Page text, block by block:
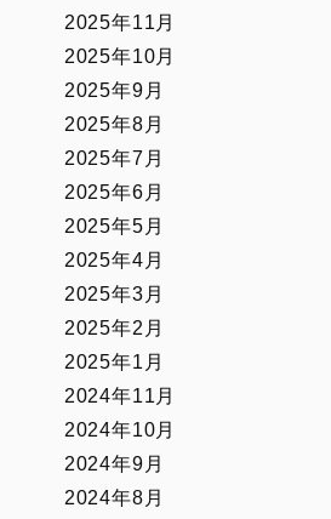
2025年11月
2025年10月
2025年9月
2025年8月
2025年7月
2025年6月
2025年5月
2025年4月
2025年3月
2025年2月
2025年1月
2024年11月
2024年10月
2024年9月
2024年8月